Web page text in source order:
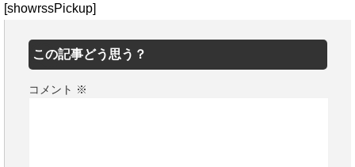
[showrssPickup]
この記事どう思う？
コメント ※